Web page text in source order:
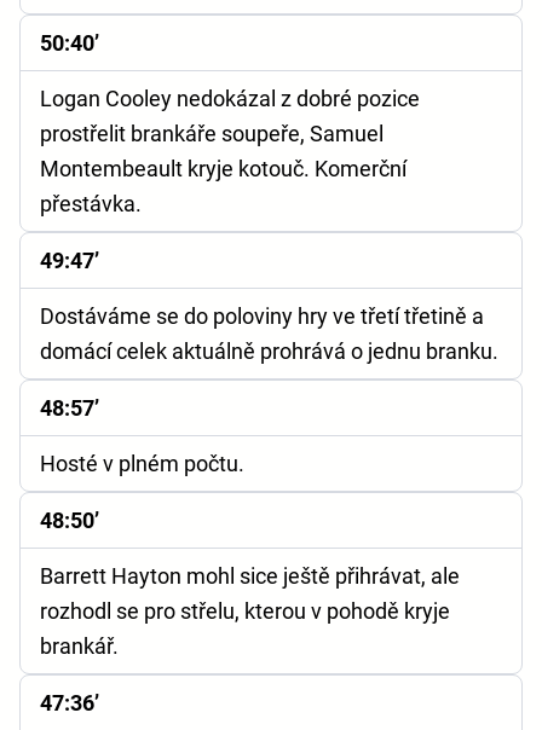
50:40’
Logan Cooley nedokázal z dobré pozice
prostřelit brankáře soupeře, Samuel
Montembeault kryje kotouč. Komerční
přestávka.
49:47’
Dostáváme se do poloviny hry ve třetí třetině a
domácí celek aktuálně prohrává o jednu branku.
48:57’
Hosté v plném počtu.
48:50’
Barrett Hayton mohl sice ještě přihrávat, ale
rozhodl se pro střelu, kterou v pohodě kryje
brankář.
47:36’